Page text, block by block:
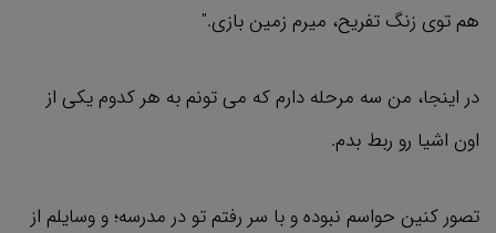
هم توی زنگ تفریح، میرم زمین بازی."
در اینجا، من سه مرحله دارم که می تونم به هر کدوم یکی از
اون اشیا رو ربط بدم.
تصور کنین حواسم نبوده و با سر رفتم تو در مدرسه؛ و وسایلم از